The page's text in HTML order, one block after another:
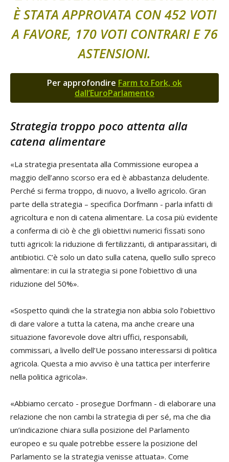
È STATA APPROVATA CON 452 VOTI
A FAVORE, 170 VOTI CONTRARI E 76
ASTENSIONI.
Per approfondire Farm to Fork, ok
dall’EuroParlamento
Strategia troppo poco attenta alla
catena alimentare
«La strategia presentata alla Commissione europea a
maggio dell’anno scorso era ed è abbastanza deludente.
Perché si ferma troppo, di nuovo, a livello agricolo. Gran
parte della strategia – specifica Dorfmann - parla infatti di
agricoltura e non di catena alimentare. La cosa più evidente
a conferma di ciò è che gli obiettivi numerici fissati sono
tutti agricoli: la riduzione di fertilizzanti, di antiparassitari, di
antibiotici. C’è solo un dato sulla catena, quello sullo spreco
alimentare: in cui la strategia si pone l’obiettivo di una
riduzione del 50%».
«Sospetto quindi che la strategia non abbia solo l’obiettivo
di dare valore a tutta la catena, ma anche creare una
situazione favorevole dove altri uffici, responsabili,
commissari, a livello dell’Ue possano interessarsi di politica
agricola. Questa a mio avviso è una tattica per interferire
nella politica agricola».
«Abbiamo cercato - prosegue Dorfmann - di elaborare una
relazione che non cambi la strategia di per sé, ma che dia
un’indicazione chiara sulla posizione del Parlamento
europeo e su quale potrebbe essere la posizione del
Parlamento se la strategia venisse attuata». Come